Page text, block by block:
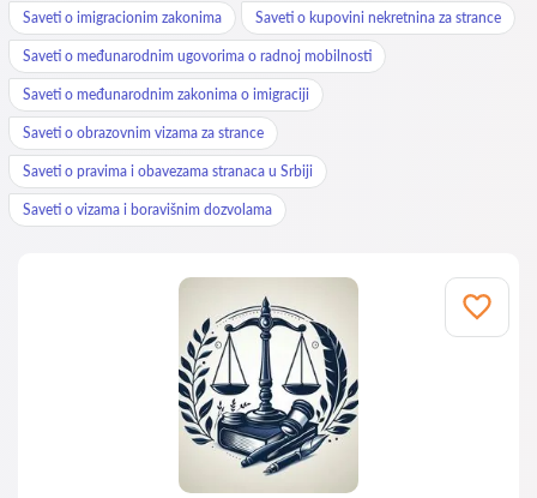
Saveti o imigracionim zakonima Saveti o kupovini nekretnina za strance
Saveti o međunarodnim ugovorima o radnoj mobilnosti
Saveti o međunarodnim zakonima o imigraciji
Saveti o obrazovnim vizama za strance
Saveti o pravima i obavezama stranaca u Srbiji
Saveti o vizama i boravišnim dozvolama